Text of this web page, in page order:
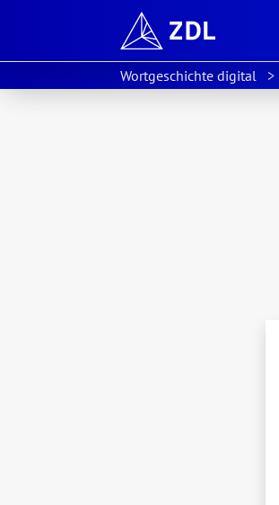
Wortgeschichte digital